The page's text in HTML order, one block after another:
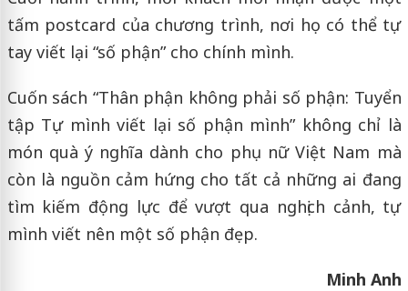
tấm postcard của chương trình, nơi họ có thể tự
tay viết lại “số phận” cho chính mình.
Cuốn sách “Thân phận không phải số phận: Tuyển
tập Tự mình viết lại số phận mình” không chỉ là
món quà ý nghĩa dành cho phụ nữ Việt Nam mà
còn là nguồn cảm hứng cho tất cả những ai đang
tìm kiếm động lực để vượt qua nghịch cảnh, tự
mình viết nên một số phận đẹp.
Minh Anh